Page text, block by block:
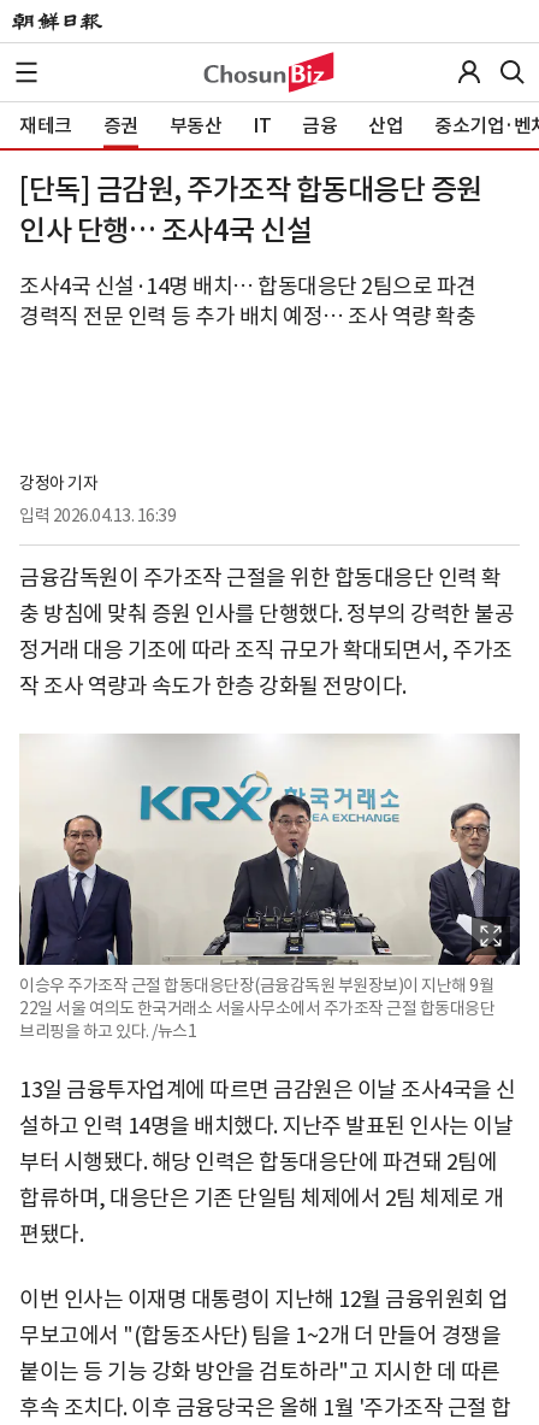
재테크 증권 부동산 IT 금융 산업 중소기업·벤
[단독] 금감원, 주가조작 합동대응단 증원
인사 단행… 조사4국 신설
조사4국 신설·14명 배치… 합동대응단 2팀으로 파견
경력직 전문 인력 등 추가 배치 예정… 조사 역량 확충
강정아 기자
입력 2026.04.13. 16:39
금융감독원이 주가조작 근절을 위한 합동대응단 인력 확
충 방침에 맞춰 증원 인사를 단행했다. 정부의 강력한 불공
정거래 대응 기조에 따라 조직 규모가 확대되면서, 주가조
작 조사 역량과 속도가 한층 강화될 전망이다.
이승우 주가조작 근절 합동대응단장(금융감독원 부원장보)이 지난해 9월
22일 서울 여의도 한국거래소 서울사무소에서 주가조작 근절 합동대응단
브리핑을 하고 있다. /뉴스1
13일 금융투자업계에 따르면 금감원은 이날 조사4국을 신
설하고 인력 14명을 배치했다. 지난주 발표된 인사는 이날
부터 시행됐다. 해당 인력은 합동대응단에 파견돼 2팀에
합류하며, 대응단은 기존 단일팀 체제에서 2팀 체제로 개
편됐다.
이번 인사는 이재명 대통령이 지난해 12월 금융위원회 업
무보고에서 "(합동조사단) 팀을 1~2개 더 만들어 경쟁을
붙이는 등 기능 강화 방안을 검토하라"고 지시한 데 따른
후속 조치다. 이후 금융당국은 올해 1월 '주가조작 근절 합